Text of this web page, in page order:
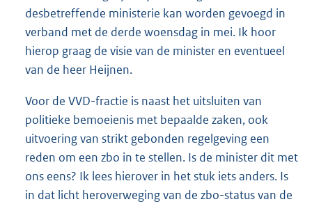
desbetreffende ministerie kan worden gevoegd in
verband met de derde woensdag in mei. Ik hoor
hierop graag de visie van de minister en eventueel
van de heer Heijnen.
Voor de VVD-fractie is naast het uitsluiten van
politieke bemoeienis met bepaalde zaken, ook
uitvoering van strikt gebonden regelgeving een
reden om een zbo in te stellen. Is de minister dit met
ons eens? Ik lees hierover in het stuk iets anders. Is
in dat licht heroverweging van de zbo-status van de